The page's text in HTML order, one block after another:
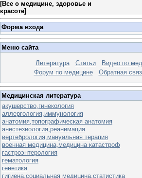
[Все о медицине, здоровье и
красоте]
Форма входа
Меню сайта
Литература Статьи
Видео по
Форум по медицине
Обратная
Медицинская литература
акушерство,гинекология
аллергология,иммунология
анатомия,топографическая анатомия
анестезиология,реанимация
вертебрология,мануальная терапия
военная медицина,медицина катастроф
гастроэнтерология
гематология
генетика
гигиена,социальная медицина,статистика